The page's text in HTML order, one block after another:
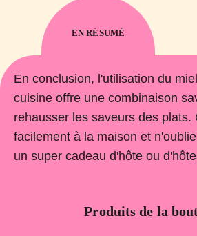
EN RÉSUMÉ
En conclusion, l'utilisation du
cuisine offre une combinaison
rehausser les saveurs des plats.
facilement à la maison et
un super cadeau d'hôte ou
Produits de la